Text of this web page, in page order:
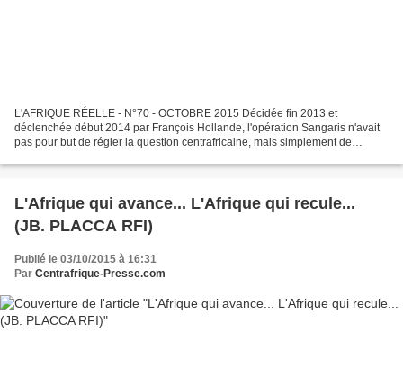
L'AFRIQUE RÉELLE - N°70 - OCTOBRE 2015 Décidée fin 2013 et
déclenchée début 2014 par François Hollande, l'opération Sangaris n'avait
pas pour but de régler la question centrafricaine, mais simplement de
L'Afrique qui avance... L'Afrique qui recule...
(JB. PLACCA RFI)
Publié le 03/10/2015 à 16:31
Par Centrafrique-Presse.com